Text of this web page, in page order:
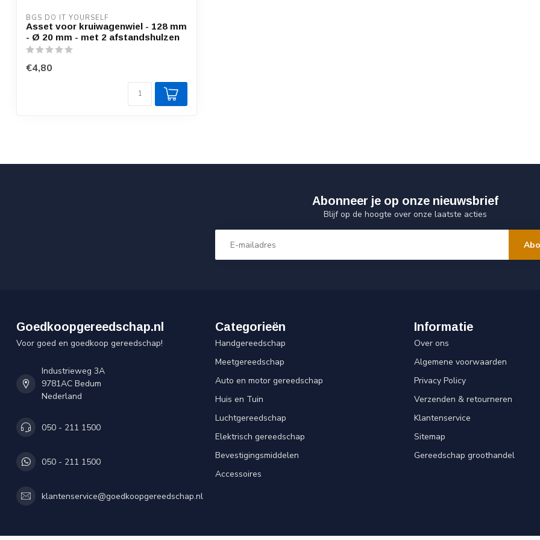
BGS DO IT YOURSELF
Asset voor kruiwagenwiel - 128 mm
- Ø 20 mm - met 2 afstandshulzen
€4,80
Abonneer je op onze nieuwsbrief
Blijf op de hoogte over onze laatste acties
Goedkoopgereedschap.nl
Voor goed en goedkoop gereedschap!
Industrieweg 3A
9781AC Bedum
Nederland
050 - 211 1500
050 - 211 1500
klantenservice@goedkoopgereedschap.nl
Categorieën
Handgereedschap
Meetgereedschap
Auto en motor gereedschap
Huis en Tuin
Luchtgereedschap
Elektrisch gereedschap
Bevestigingsmiddelen
Accessoires
Informatie
Over ons
Algemene voorwaarden
Privacy Policy
Verzenden & retourneren
Klantenservice
Sitemap
Gereedschap groothandel